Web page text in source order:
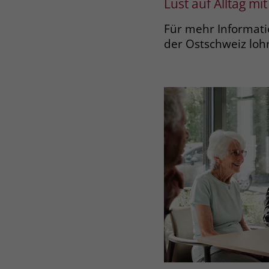
Für mehr
der Ostschweiz